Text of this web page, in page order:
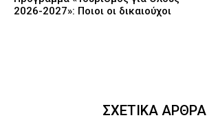
2026-2027»: Ποιοι οι δικαιούχοι
ΣΧΕΤΙΚΑ ΑΡΘΡΑ